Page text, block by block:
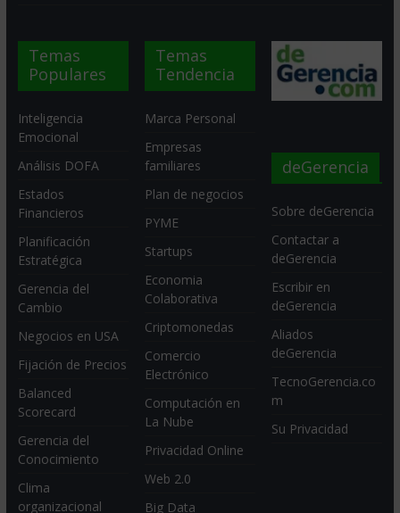
Temas
Populares
Inteligencia
Emocional
Análisis DOFA
Estados
Financieros
Planificación
Estratégica
Gerencia del
Cambio
Negocios en USA
Fijación de Precios
Balanced
Scorecard
Gerencia del
Conocimiento
Clima
organizacional
Temas
Tendencia
Marca Personal
Empresas
familiares
Plan de negocios
PYME
Startups
Economia
Colaborativa
Criptomonedas
Comercio
Electrónico
Computación en
La Nube
Privacidad Online
Web 2.0
Big Data
deGerencia
Sobre deGerencia
Contactar a
deGerencia
Escribir en
deGerencia
Aliados
deGerencia
TecnoGerencia.co
m
Su Privacidad